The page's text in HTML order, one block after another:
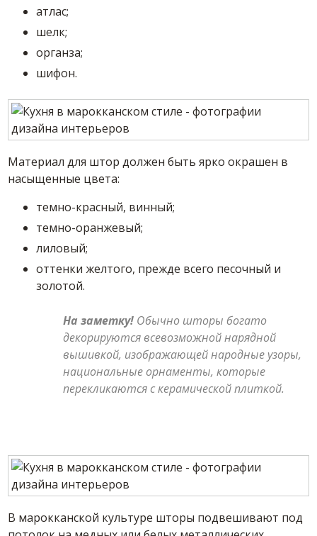
атлас;
шелк;
органза;
шифон.
Материал для штор должен быть ярко окрашен в
насыщенные цвета:
темно-красный, винный;
темно-оранжевый;
лиловый;
оттенки желтого, прежде всего песочный и
золотой.
На заметку! Обычно шторы богато
декорируются всевозможной нарядной
вышивкой, изображающей народные узоры,
национальные орнаменты, которые
перекликаются с керамической плиткой.
В марокканской культуре шторы подвешивают под